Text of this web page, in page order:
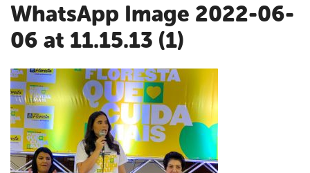
WhatsApp Image 2022-06-
06 at 11.15.13 (1)